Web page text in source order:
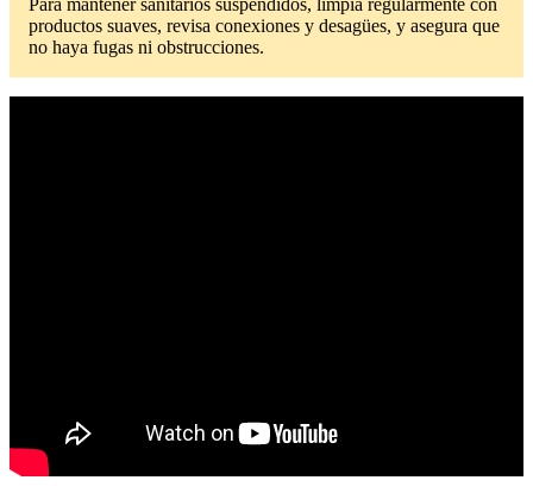
Para mantener sanitarios suspendidos, limpia regularmente con
productos suaves, revisa conexiones y desagües, y asegura que
no haya fugas ni obstrucciones.